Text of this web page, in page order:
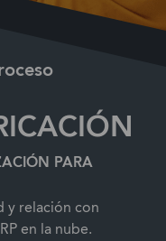
PARA
y relación con
en la nube.